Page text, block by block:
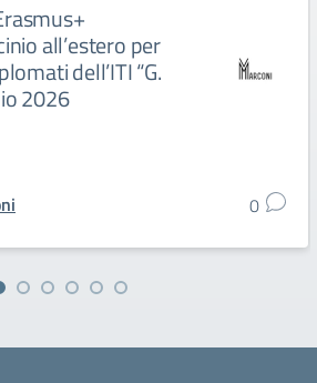
all’estero per
dell’ITI “G.
2026
0